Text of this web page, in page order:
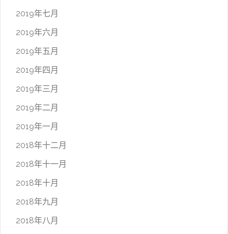
2019年七月
2019年六月
2019年五月
2019年四月
2019年三月
2019年二月
2019年一月
2018年十二月
2018年十一月
2018年十月
2018年九月
2018年八月